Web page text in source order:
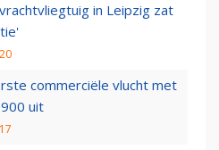
in Leipzig zat
commerciële vlucht met
uit